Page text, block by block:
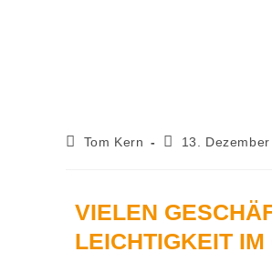
Tom Kern 13. Dezember
VIELEN
LEICHTIGKEIT